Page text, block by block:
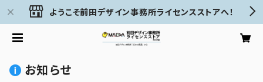
ようこそ前田デザイン事務所ライセンスストアへ！
お知らせ